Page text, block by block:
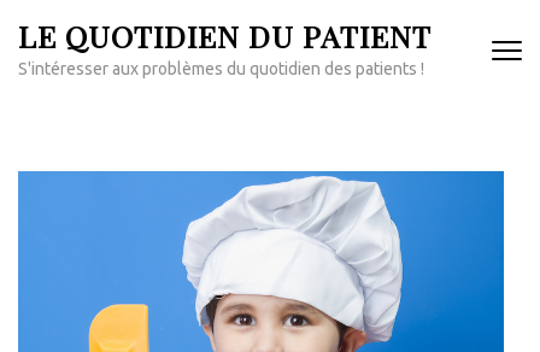
au
contenu
LE QUOTIDIEN DU PATIENT
S'intéresser aux problèmes du quotidien des patients !